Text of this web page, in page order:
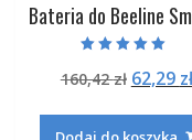
Bateria do Beeline
5.00
na 5
160,42zł 62,29 zł